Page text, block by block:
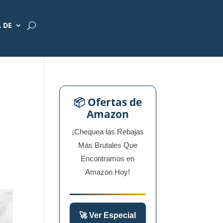
DE
📦 Ofertas de
Amazon
¡Chequea las Rebajas
Más Brutales Que
Encontramos en
Amazon Hoy!
🚀 Ver Especial